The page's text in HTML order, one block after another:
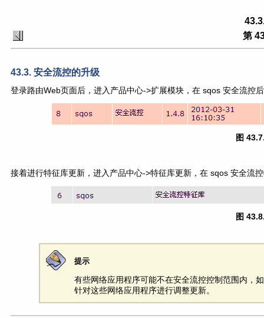
第
43.3. 安全流控的升级
登录路由Web页面后，进入产品中心->扩展模块，在 sqos 安全流控
图
接着进行特征库更新，进入产品中心->特征库更新，在 sqos 安全流
图
提示
有些网络应用程序可能不在安全流控控制范围内，
针对这些网络应用程序进行调整更新。